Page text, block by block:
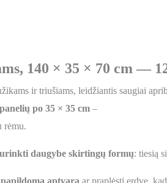
140 × 35 × 70 cm —
ir triušiams, leidžiantis saugiai
po 35 × 35 cm–
rėmu.
daugybe skirtingų formų: tiesią